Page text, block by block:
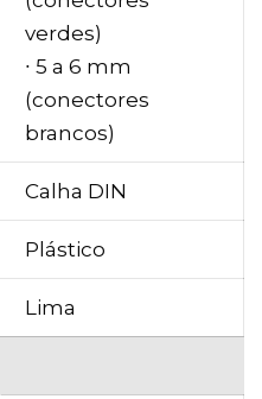
verdes)
∙ 5 a 6 mm
(conectores
brancos)
Calha DIN
Plástico
Lima